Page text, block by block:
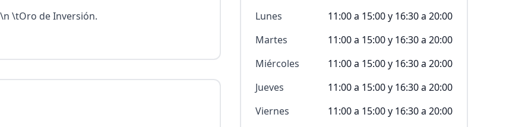
\n \tOro de Inversión.
Lunes
11:00 a 15:00 y 16:30 a 20:00
Martes
11:00 a 15:00 y 16:30 a 20:00
Miércoles
11:00 a 15:00 y 16:30 a 20:00
Jueves
11:00 a 15:00 y 16:30 a 20:00
Viernes
11:00 a 15:00 y 16:30 a 20:00